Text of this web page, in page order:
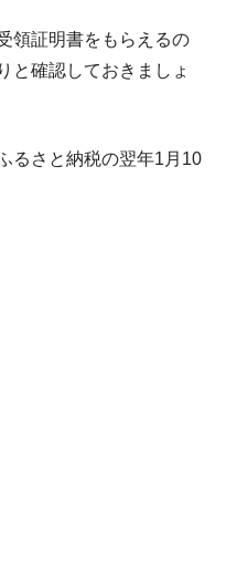
領証明書をもらえるの
と確認しておきましょ
るさと納税の翌年1月10